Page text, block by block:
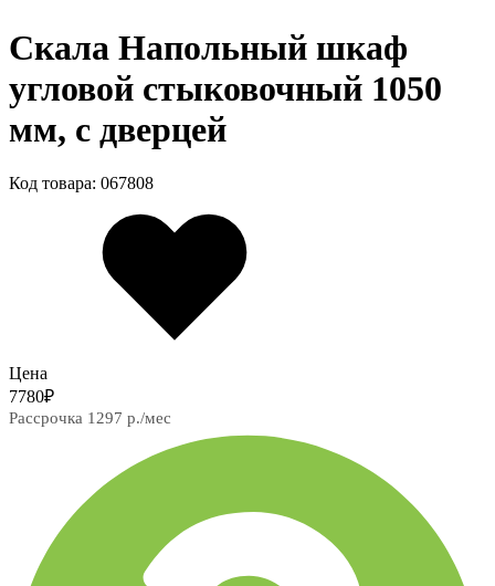
Скала Напольный шкаф
угловой стыковочный 1050
мм, с дверцей
Код товара: 067808
Цена
7780₽
Рассрочка 1297 р./мес